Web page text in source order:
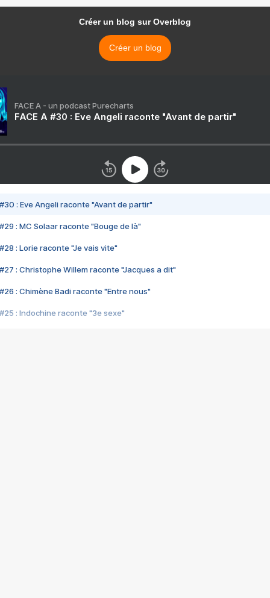
Créer un blog sur Overblog
Créer un blog
FACE A - un podcast Purecharts
FACE A #30 : Eve Angeli raconte "Avant de partir"
#30 : Eve Angeli raconte "Avant de partir"
#29 : MC Solaar raconte "Bouge de là"
#28 : Lorie raconte "Je vais vite"
#27 : Christophe Willem raconte "Jacques a dit"
#26 : Chimène Badi raconte "Entre nous"
#25 : Indochine raconte "3e sexe"